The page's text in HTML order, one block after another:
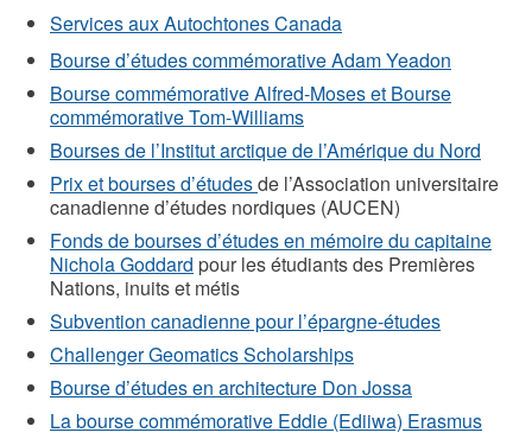
Services aux Autochtones Canada
Bourse d’études commémorative Adam Yeadon
Bourse commémorative Alfred-Moses et Bourse
commémorative Tom-Williams
Bourses de l’Institut arctique de l’Amérique du Nord
Prix et bourses d’étudesde l’Association universitaire
canadienne d’études nordiques (AUCEN)
Fonds de bourses d’études en mémoire du capitaine
Nichola Goddard pour les étudiants des Premières
Nations, inuits et métis
Subvention canadienne pour l’épargne-études
Challenger Geomatics Scholarships
Bourse d’études en architecture Don Jossa
La bourse commémorative Eddie (Ediiwa) Erasmus